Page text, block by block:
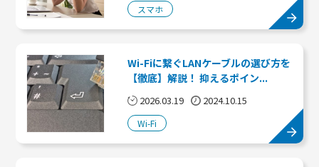
スマホ
Wi-Fiに繋ぐLANケーブルの選び方を
【徹底】解説！ 抑えるポイン...
2026.03.19 2024.10.15
Wi-Fi